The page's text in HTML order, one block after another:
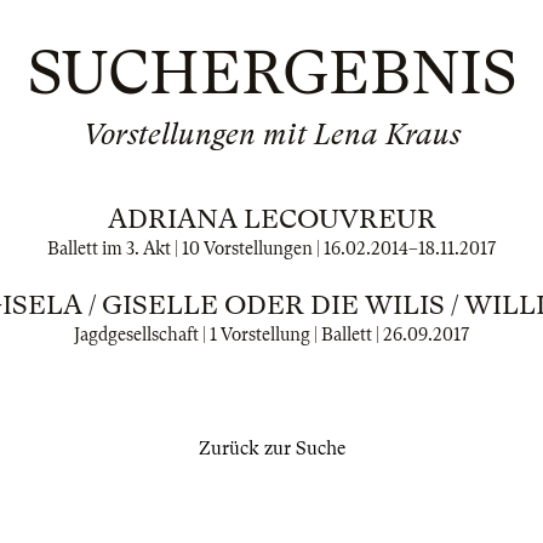
SUCHERGEBNIS
Vorstellungen mit Lena Kraus
ADRIANA LECOUVREUR
Ballett im 3. Akt | 10 Vorstellungen | 16.02.2014–18.11.2017
/ GISELLE ODER DIE WILIS /
Jagdgesellschaft | 1 Vorstellung | Ballett | 26.09.2017
Zurück zur Suche